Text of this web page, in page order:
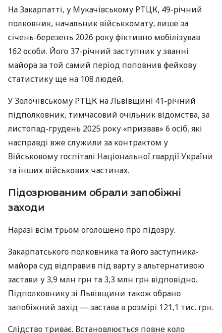
На Закарпатті, у Мукачівському РТЦК, 49-річний
полковник, начальник військкомату, лише за
січень-березень 2026 року фіктивно мобілізував
162 особи. Його 37-річний заступник у званні
майора за той самий період поповнив фейкову
статистику ще на 108 людей.
У Золочівському РТЦК на Львівщині 41-річний
підполковник, тимчасовий очільник відомства, за
листопад-грудень 2025 року «призвав» 6 осіб, які
насправді вже служили за контрактом у
Військовому госпіталі Національної гвардії України
та інших військових частинах.
Підозрюваним обрали запобіжні
заходи
Наразі всім трьом оголошено про підозру.
Закарпатського полковника та його заступника-
майора суд відправив під варту з альтернативою
застави у 3,9 млн грн та 3,3 млн грн відповідно.
Підполковнику зі Львівщини також обрано
запобіжний захід — застава в розмірі 121,1 тис. грн.
Слідство триває. Встановлюється повне коло